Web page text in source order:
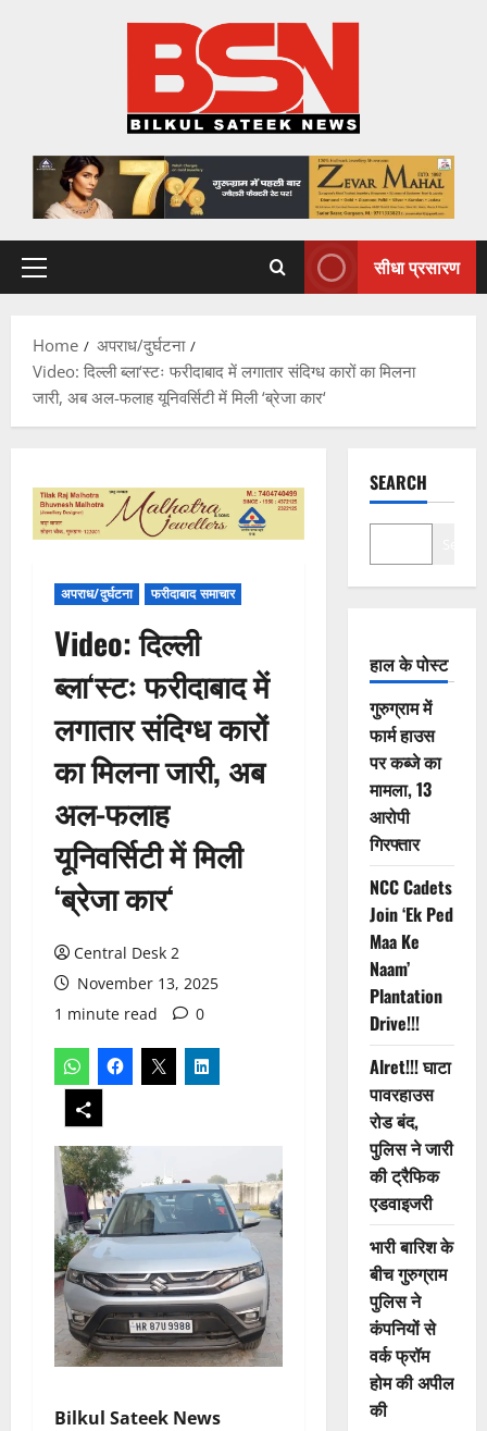
Primary
सीधा प्रसारण
Home
अपराध/दुर्घटना
Video: दिल्ली ब्ला‘स्टः फरीदाबाद में लगातार संदिग्ध कारों का मिलना
जारी, अब अल-फलाह यूनिवर्सिटी में मिली ‘ब्रेजा कार‘
अपराध/दुर्घटना फरीदाबाद समाचार
Video: दिल्ली
ब्ला‘स्टः फरीदाबाद में
लगातार संदिग्ध कारों
का मिलना जारी, अब
अल-फलाह
यूनिवर्सिटी में मिली
‘ब्रेजा कार‘
Central Desk 2
November 13, 2025
1 minute read
0
Bilkul Sateek News
SEARCH
हाल के पोस्ट
गुरुग्राम में
फार्म हाउस
पर कब्जे का
मामला, 13
आरोपी
गिरफ्तार
NCC Cadets
Join ‘Ek Ped
Maa Ke
Naam’
Plantation
Drive!!!
Alret!!! घाटा
पावरहाउस
रोड बंद,
पुलिस ने जारी
की ट्रैफिक
एडवाइजरी
भारी बारिश के
बीच गुरुग्राम
पुलिस ने
कंपनियों से
वर्क फ्रॉम
होम की अपील
की